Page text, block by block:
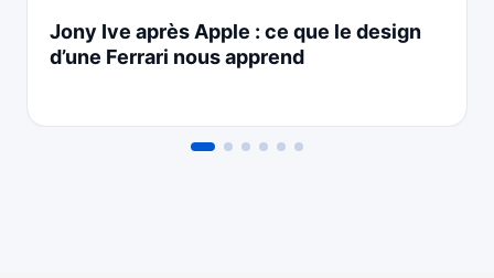
Jony Ive après Apple : ce que le design
d’une Ferrari nous apprend